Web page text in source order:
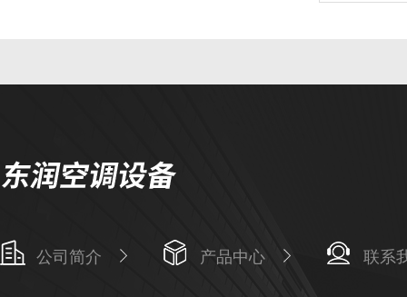
公司简介 产品中心 联系